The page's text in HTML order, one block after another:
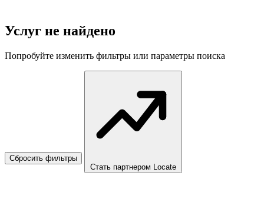
Услуг не найдено
Попробуйте изменить фильтры или параметры поиска
Сбросить фильтры
Стать партнером Locate